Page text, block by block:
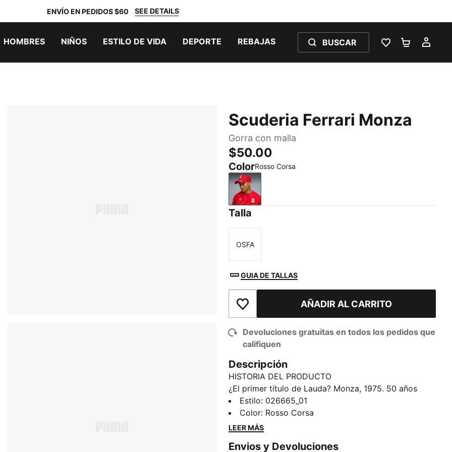
ENVÍO EN PEDIDOS $60 SEE DETAILS
HOMBRES NIÑOS ESTILO DE VIDA DEPORTE REBAJAS BUSCAR
LISTA DE
Scuderia Ferrari Monza
Gorra con malla
$50.00
ColorRosso Corsa
Rosso Corsa
Talla
Talla
OSFA
GUIA DE TALLAS
Añadir a la lista de deseosAÑADIR AL CARRITO
Devoluciones gratuitas en todos los pedidos que
califiquen
Descripción
HISTORIA DEL PRODUCTO
¿El primer título de Lauda? Monza, 1975. 50 años
después, Hamilton y Leclerc compiten en el circuito
local de la Scuderia Ferrari HP por primera vez como
compañeros de equipo. Para conmemorar el
monos de carreras de Lauda, ??con logotipos
Estilo: 026665_01
Color: Rosso Corsa
LEER MÁS
Envios y Devoluciones